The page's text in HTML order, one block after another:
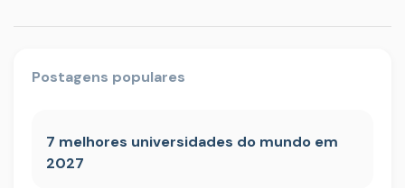
Postagens populares
7 melhores universidades do mundo em
2027